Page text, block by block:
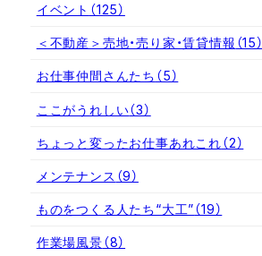
イベント （125）
＜不動産＞売地・売り家・賃貸情報 （15）
お仕事仲間さんたち （5）
ここがうれしい（3）
ちょっと変ったお仕事あれこれ（2）
メンテナンス （9）
ものをつくる人たち“大工”（19）
作業場風景（8）